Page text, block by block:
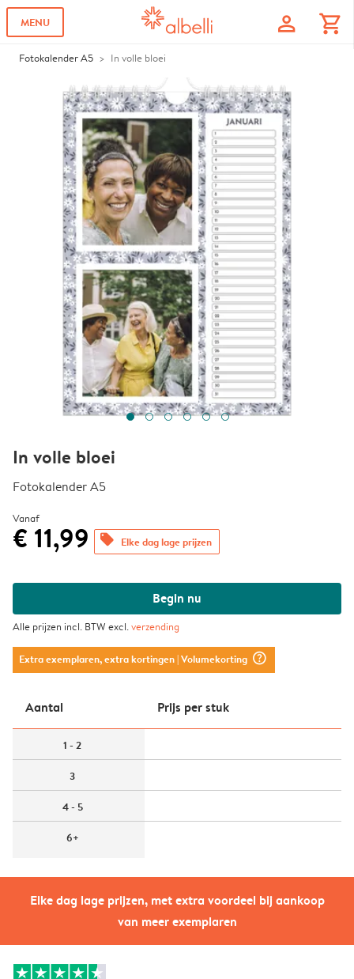
MENU profile shopping_cart
Fotokalender A5 In volle bloei
Elke dag lage prijzen, met extra voordeel bij aankoop
van meer exemplaren
In volle bloei
Fotokalender A5
Vanaf
€ 11,99 offers Elke dag lage prijzen
Begin nu
Alle prijzen incl. BTW excl.verzending
Extra exemplaren, extra kortingen| Volumekorting question_mark_circle
Aantal Prijs per stuk
1 - 2
3
4 - 5
6+